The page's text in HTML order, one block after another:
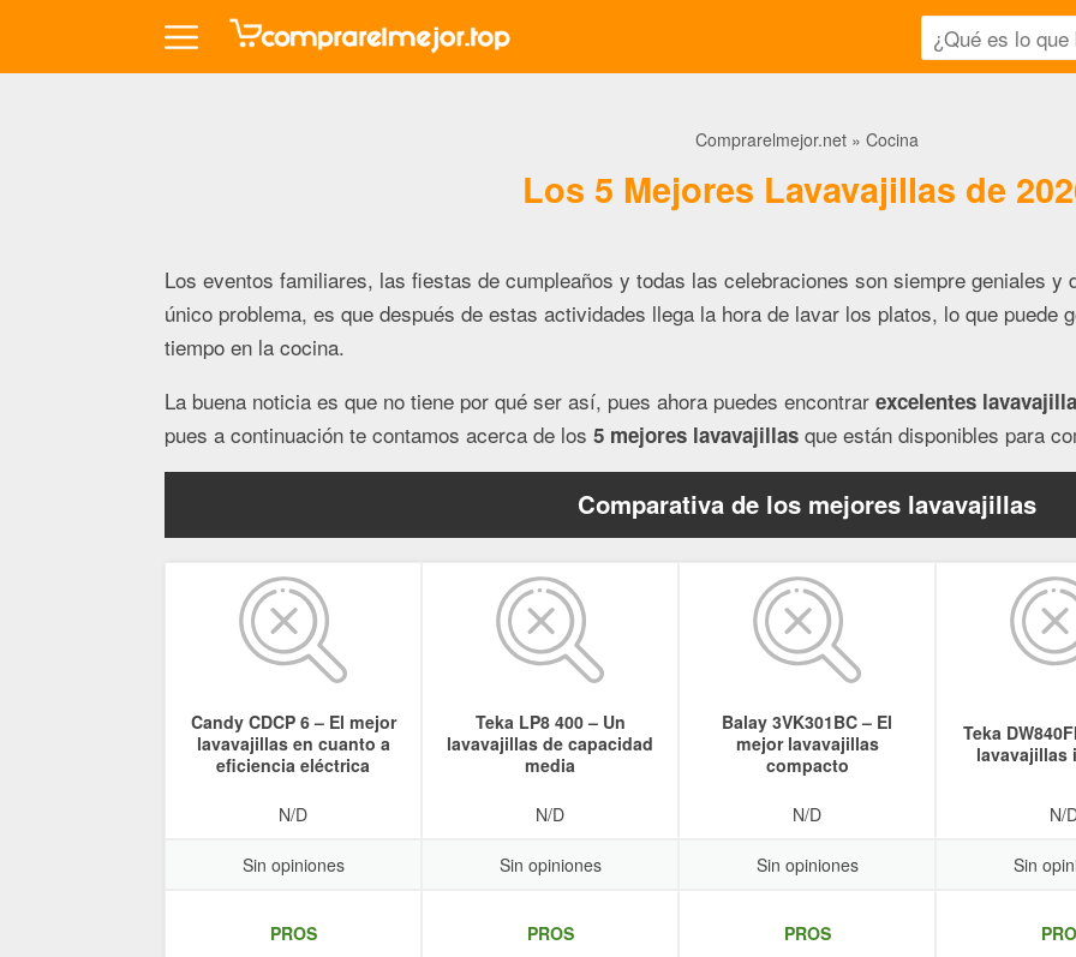
Comprarelmejor.net Cocina
Los 5 Mejores Lavavajillas de
Los eventos familiares, las fiestas de cumpleaños y todas las celebraciones son siempre geniales y
único problema, es que después de estas actividades llega la hora de lavar los platos, lo que puede
tiempo en la cocina.
La buena noticia es que no tiene por qué ser así, pues ahora puedes encontrar excelentes
pues a continuación te contamos acerca de los 5 mejores lavavajillas que están disponibles para
Comparativa de los mejores lavavajillas
Candy CDCP 6 – El mejor
lavavajillas en cuanto a
eficiencia eléctrica
N/D
Sin opiniones
PROS
Teka LP8 400 – Un
lavavajillas de capacidad
media
N/D
Sin opiniones
PROS
Balay 3VK301BC – El
mejor lavavajillas
compacto
N/D
Sin opiniones
PROS
Teka
lavavajillas
N/
Sin